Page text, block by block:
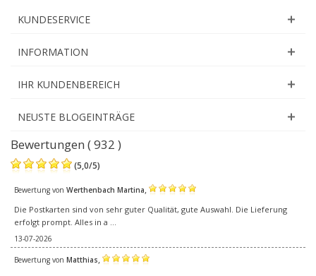
KUNDESERVICE
INFORMATION
IHR KUNDENBEREICH
NEUSTE BLOGEINTRÄGE
Bewertungen ( 932 )
(5,0/5)
Bewertung von Werthenbach Martina,
Die Postkarten sind von sehr guter Qualität, gute Auswahl. Die Lieferung
erfolgt prompt. Alles in a ...
13-07-2026
Bewertung von Matthias,